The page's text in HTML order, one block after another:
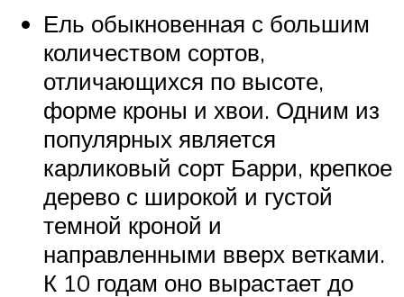
Ель обыкновенная с большим
количеством сортов,
отличающихся по высоте,
форме кроны и хвои. Одним из
популярных является
карликовый сорт Барри, крепкое
дерево с широкой и густой
темной кроной и
направленными вверх ветками.
К 10 годам оно вырастает до